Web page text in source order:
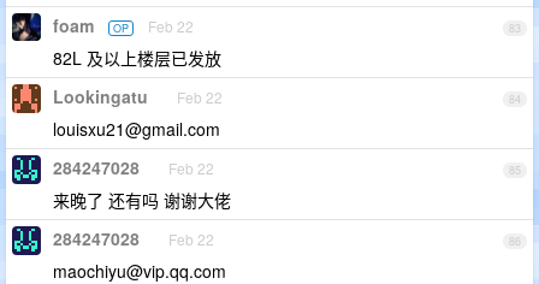
83
foam OP Feb 22
82L 及以上楼层已发放
84
Lookingatu Feb 22
louisxu21@gmail.com
85
284247028 Feb 22
来晚了 还有吗 谢谢大佬
86
284247028 Feb 22
maochiyu@vip.qq.com